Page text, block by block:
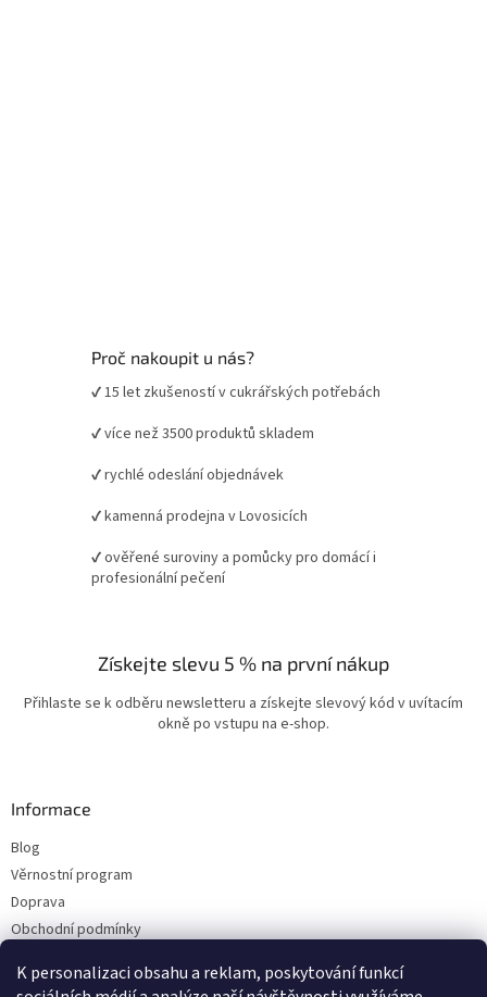
K personalizaci obsahu a reklam, poskytování funkcí
Proč nakoupit u nás?
✔ 15 let zkušeností v cukrářských potřebách
✔ více než 3500 produktů skladem
✔ rychlé odeslání objednávek
✔ kamenná prodejna v Lovosicích
✔ ověřené suroviny a pomůcky pro domácí i
profesionální pečení
Získejte slevu 5 % na první nákup
Přihlaste se k odběru newsletteru a získejte slevový kód v uvítacím
okně po vstupu na e-shop.
Informace
Blog
Věrnostní program
Doprava
Obchodní podmínky
Kontakty